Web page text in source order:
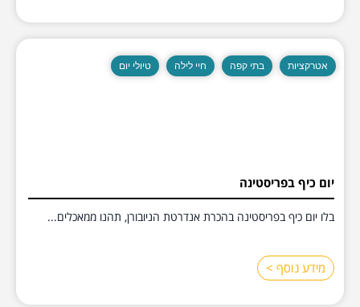
אטרקציות בתי קפה חיי לילה טיולי יום
יום כיף בפריסטינה
בלו יום כיף בפריסטינה בהכרת אנדרטת הניובורן, תהנו ממאכלים...
מידע נוסף >